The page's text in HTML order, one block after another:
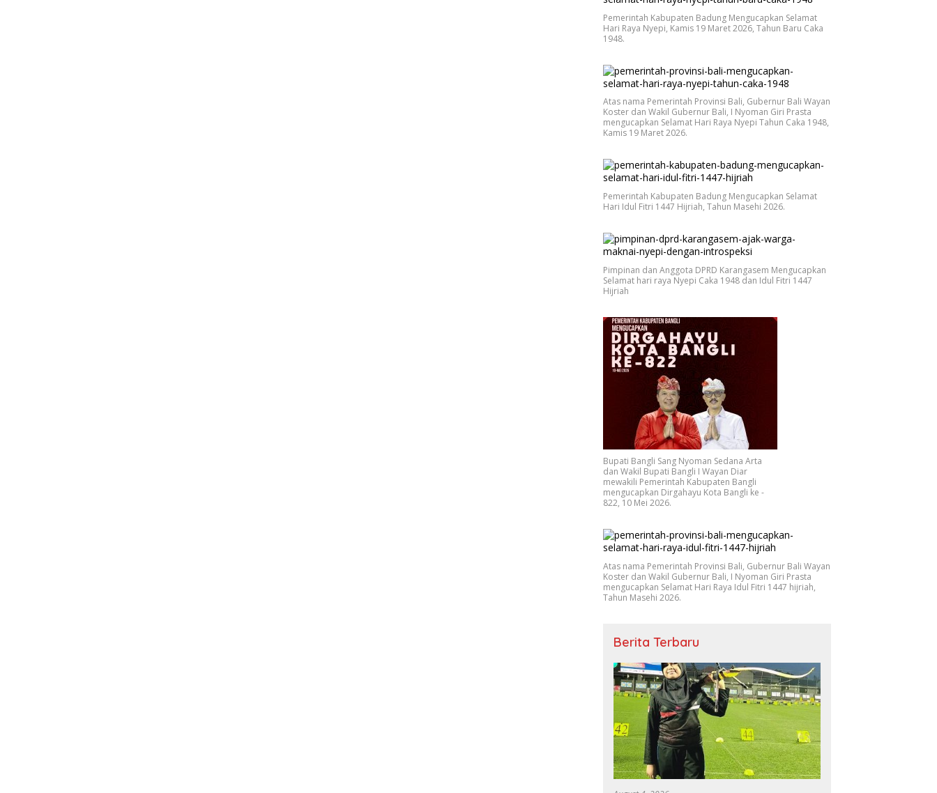
Pemerintah Kabupaten Badung Mengucapkan Selamat
Hari Raya Nyepi, Kamis 19 Maret 2026, Tahun Baru Caka
1948.
Atas nama Pemerintah Provinsi Bali, Gubernur Bali Wayan
Koster dan Wakil Gubernur Bali, I Nyoman Giri Prasta
mengucapkan Selamat Hari Raya Nyepi Tahun Caka 1948,
Kamis 19 Maret 2026.
Pemerintah Kabupaten Badung Mengucapkan Selamat
Hari Idul Fitri 1447 Hijriah, Tahun Masehi 2026.
Pimpinan dan Anggota DPRD Karangasem Mengucapkan
Selamat hari raya Nyepi Caka 1948 dan Idul Fitri 1447
Hijriah
Bupati Bangli Sang Nyoman Sedana Arta
dan Wakil Bupati Bangli I Wayan Diar
mewakili Pemerintah Kabupaten Bangli
mengucapkan Dirgahayu Kota Bangli ke -
822, 10 Mei 2026.
Atas nama Pemerintah Provinsi Bali, Gubernur Bali Wayan
Koster dan Wakil Gubernur Bali, I Nyoman Giri Prasta
mengucapkan Selamat Hari Raya Idul Fitri 1447 hijriah,
Tahun Masehi 2026.
Berita Terbaru